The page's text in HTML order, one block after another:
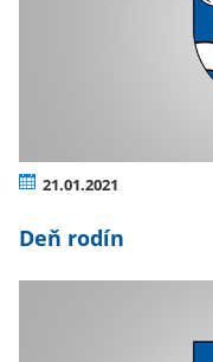
21.01.2021
Deň rodín